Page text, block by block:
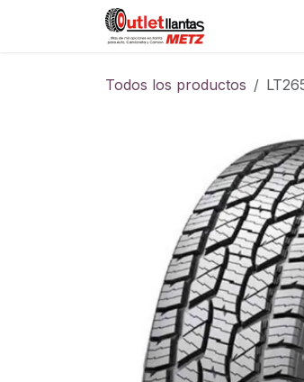
Todos los productos